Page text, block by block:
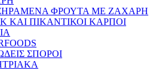
ΦΡΟΥΤΑ ΜΕ ΖΑΧΑΡΗ
ΚΑΙ ΠΙΚΑΝΤΙΚΟΙ ΚΑΡΠΟΙ
ΣΠΟΡΟΙ